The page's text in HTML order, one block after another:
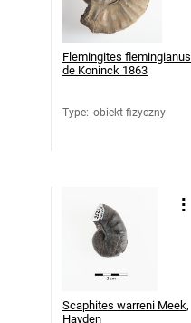
Flemingites flemingianus
de Koninck 1863
Type: obiekt fizyczny
Scaphites warreni Meek,
Hayden